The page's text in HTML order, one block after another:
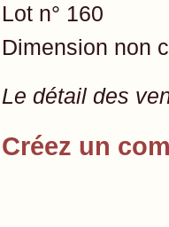
Lot n° 160
Dimension non
Le détail des
Créez un